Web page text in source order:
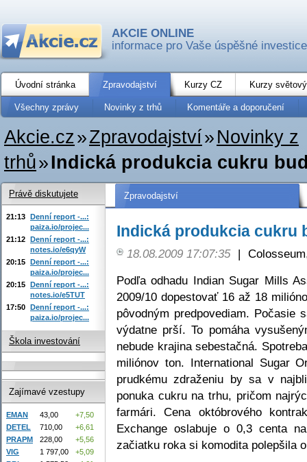
AKCIE ONLINE
informace pro Vaše úspěšné investice
Úvodní stránka Zpravodajství Kurzy CZ Kurzy
Všechny zprávy Novinky z trhů Komentáře a doporučení
Akcie.cz»Zpravodajství» Novinky z
trhů»Indická produkcia cukru
Zpravodajství
Indická produkcia cukru
18.08.2009 17:07:35 |
Podľa odhadu Indian Sugar Mills
2009/10 dopestovať 16 až 18
pôvodným predpovediam. Počasie
výdatne prší. To pomáha
nebude krajina sebestačná.
miliónov ton. International Sugar
prudkému zdraženiu by sa v
ponuka cukru na trhu, pričom
farmári. Cena októbrového
Exchange oslabuje o 0,3 centa
začiatku roka si komodita polepšila
Právě diskutujete
21:13 Denní report -...:
paiza.io/projec...
21:12 Denní report -...:
notes.io/e6qyW
20:15 Denní report -...:
paiza.io/projec...
20:15 Denní report -...:
notes.io/e5TUT
17:50 Denní report -...:
paiza.io/projec...
Škola investování
Zajímavé vzestupy
EMAN 43,00
+7,50
DETEL
710,00
+6,61
PRAPM
228,00
+5,56
VIG
1 797,00
+5,09